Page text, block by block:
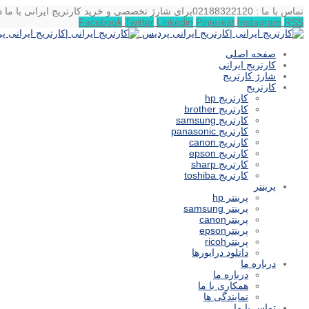
تماس با ما : 02188322120
برای شارژ تخصصی و خرید کارتریج ایرانی با ما
Facebook Twitter Linkedin Pinterest Instagram RSS
صفحه اصلی
کارتریج ایرانی
شارژ کارتریج
کارتریج
کارتریج hp
کارتریج brother
کارتریج samsung
کارتریج panasonic
کارتریج canon
کارتریج epson
کارتریج sharp
کارتریج toshiba
پرینتر
پرینتر hp
پرینتر samsung
پرینترcanon
پرینترepson
پرینترricoh
دانلود درایورها
درباره ما
درباره ما
همکاری با ما
نمایندگی ها